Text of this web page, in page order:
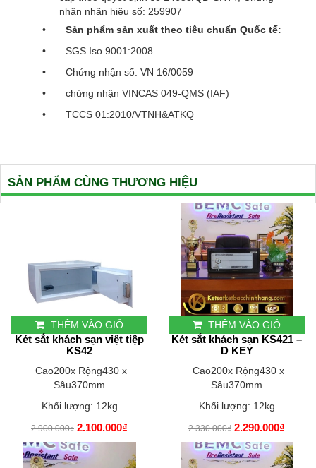
nhận nhãn hiệu số: 259907
• Sản phẩm sản xuất theo tiêu chuẩn Quốc tế:
• SGS Iso 9001:2008
• Chứng nhận số: VN 16/0059
• chứng nhận VINCAS 049-QMS (IAF)
• TCCS 01:2010/VTNH&ATKQ
SẢN PHẨM CÙNG THƯƠNG HIỆU
THÊM VÀO GIỎ
Két sắt khách sạn việt tiệp
KS42
Cao200x Rộng430 x
Sâu370mm
Khối lượng: 12kg
2.900.000₫ 2.100.000₫
THÊM VÀO GIỎ
Két sắt khách sạn KS421 –
D KEY
Cao200x Rộng430 x
Sâu370mm
Khối lượng: 12kg
2.330.000₫ 2.290.000₫